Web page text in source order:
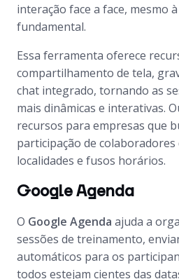
interação face a face, mesmo
fundamental.
Essa ferramenta oferece
compartilhamento de tela,
chat integrado, tornando as
mais dinâmicas e interativas.
recursos para empresas que
participação de
localidades e fusos horários.
Google Agenda
O Google Agenda ajuda a
sessões de treinamento,
automáticos para os
todos estejam cientes das